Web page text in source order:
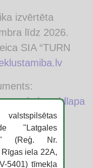
izvērtēta
līdz 2026.
SIA “TURN
veidlapa
"Latgales
(Reģ. Nr.
iela 22A,
5401) tīmekļa